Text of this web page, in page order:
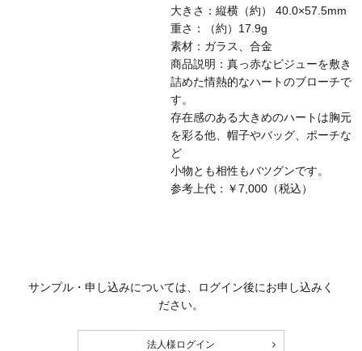
大きさ：縦横（約） 40.0×57.5mm
重さ：（約）17.9g
素材：ガラス、合金
商品説明：真っ赤なビジューを敷き
詰めた情熱的なハートのブローチで
す。
存在感のある大きめのハートは胸元
を彩る他、帽子やバッグ、ポーチな
ど
小物とも相性もバツグンです。
参考上代：￥7,000（税込）
サンプル・申し込みについては、ログイン後にお申し込みく
ださい。
法人様ログイン